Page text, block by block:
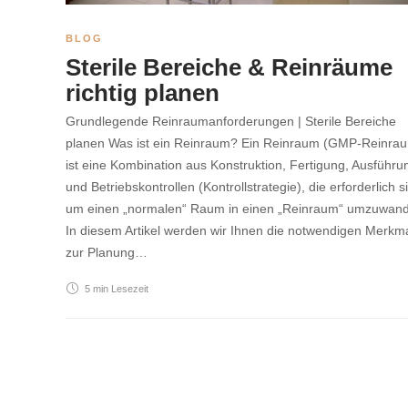
BLOG
Sterile Bereiche & Reinräume
richtig planen
Grundlegende Reinraumanforderungen | Sterile Bereiche
planen Was ist ein Reinraum? Ein Reinraum (GMP-
ist eine Kombination aus Konstruktion, Fertigung,
und Betriebskontrollen (Kontrollstrategie), die erforderlich
um einen „normalen“ Raum in einen „Reinraum“
In diesem Artikel werden wir Ihnen die notwendigen
zur Planung…
5 min Lesezeit